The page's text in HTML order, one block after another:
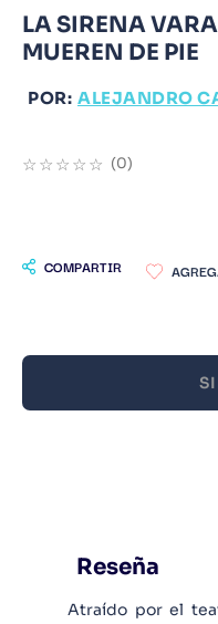
LA SIRENA
MUEREN DE PIE
POR: ALEJANDRO
☆☆☆☆☆ (0)
COMPARTIR
Reseña
Atraído por el
9
Infantil
10 .Warhammer